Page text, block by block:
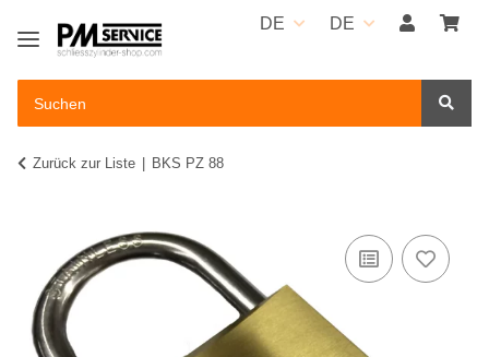
DE DE
Zurück zur Liste BKS PZ 88